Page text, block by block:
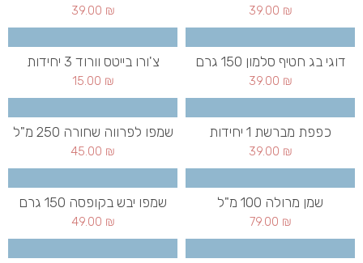
39.00 ₪
39.00 ₪
דוגי בג חטיף סלמון 150 גרם
39.00 ₪
צ'ורו בייטס וורוד 3 יחידות
15.00 ₪
כפפת מברשת 1 יחידות
39.00 ₪
שמפו לפרווה שחורה 250 מ"ל
45.00 ₪
שמן מרולה 100 מ"ל
79.00 ₪
שמפו יבש בקופסה 150 גרם
49.00 ₪